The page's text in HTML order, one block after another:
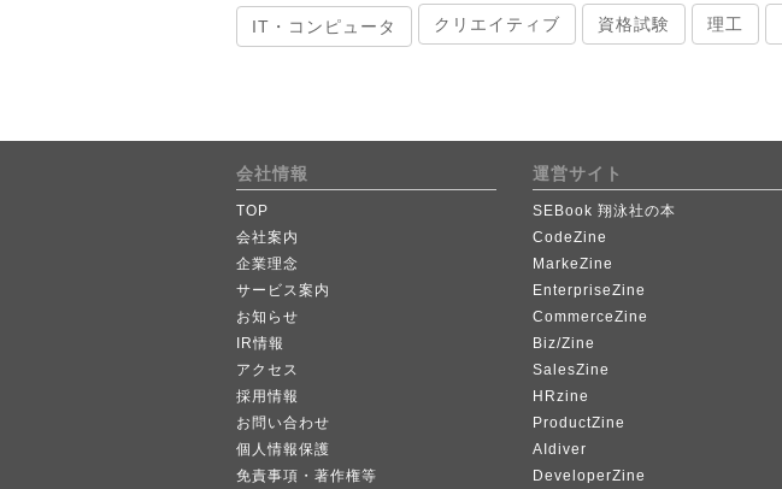
IT・コンピュータ クリエイティブ 資格試験 理工
会社情報
TOP
会社案内
企業理念
サービス案内
お知らせ
IR情報
アクセス
採用情報
お問い合わせ
個人情報保護
免責事項・著作権等
運営サイト
SEBook 翔泳社の本
CodeZine
MarkeZine
EnterpriseZine
CommerceZine
Biz/Zine
SalesZine
HRzine
ProductZine
AIdiver
DeveloperZine